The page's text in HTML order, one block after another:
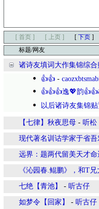
[ 首页 ] [ 上页 ] [ 下页 ]
标题/网友
诸诗友填词大作集锦综合
👍👍 -
👍👍👍逸💖韵
以后诸诗友集锦
【七律】秋夜思母 - 听松
现代著名训诂学家于省
远界：题两代留美天才命
《沁园春.鲲鹏》，和T兄
七绝【青池】 - 听古仔
如梦令【回家】 - 听古仔